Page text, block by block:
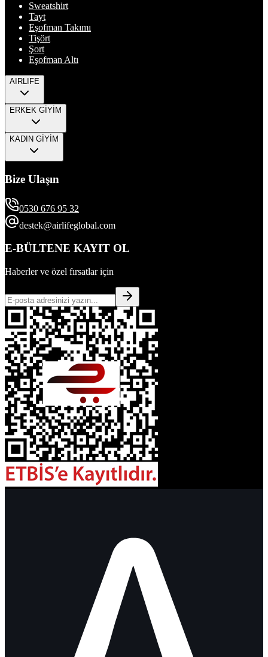
Sweatshirt
Tayt
Eşofman Takımı
Tişört
Şort
Eşofman Altı
AIRLIFE
ERKEK GİYİM
KADIN GİYİM
Bize Ulaşın
0530 676 95 32
destek@airlifeglobal.com
E-BÜLTENE KAYIT OL
Haberler ve özel fırsatlar için